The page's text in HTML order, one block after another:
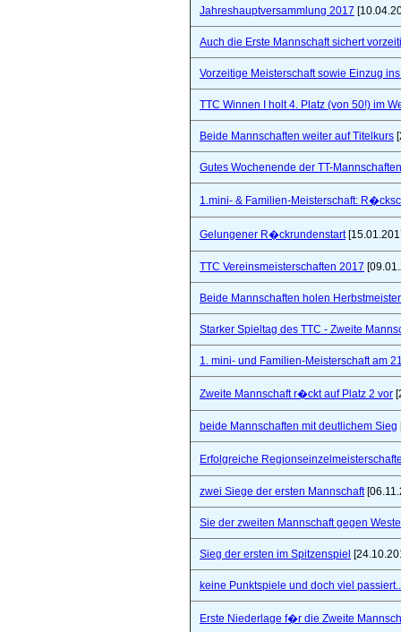
Jahreshauptversammlung 2017
Auch die Erste Mannschaft sichert
Vorzeitige Meisterschaft sowie Einzug
TTC Winnen I holt 4. Platz (von 50!) im
Beide Mannschaften weiter auf Titelkurs
Gutes Wochenende der TT-
1.mini- & Familien-Meisterschaft:
Gelungener R�ckrundenstart
TTC Vereinsmeisterschaften 2017
Beide Mannschaften holen
Starker Spieltag des TTC - Zweite
1. mini- und Familien-Meisterschaft am
Zweite Mannschaft r�ckt auf Platz 2 vor
beide Mannschaften mit deutlichem Sieg
Erfolgreiche
zwei Siege der ersten Mannschaft
Sie der zweiten Mannschaft gegen
Sieg der ersten im Spitzenspiel
keine Punktspiele und doch viel
Erste Niederlage f�r die Zweite